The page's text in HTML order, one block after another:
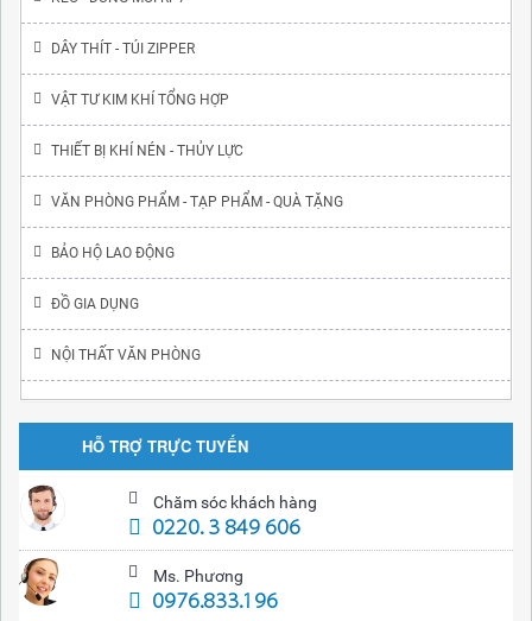
DÂY THÍT - TÚI ZIPPER
VẬT TƯ KIM KHÍ TỔNG HỢP
THIẾT BỊ KHÍ NÉN - THỦY LỰC
VĂN PHÒNG PHẨM - TẠP PHẨM - QUÀ TẶNG
BẢO HỘ LAO ĐỘNG
ĐỒ GIA DỤNG
NỘI THẤT VĂN PHÒNG
HỖ TRỢ TRỰC TUYẾN
Chăm sóc khách hàng
0220. 3 849 606
Ms. Phương
0976.833.196